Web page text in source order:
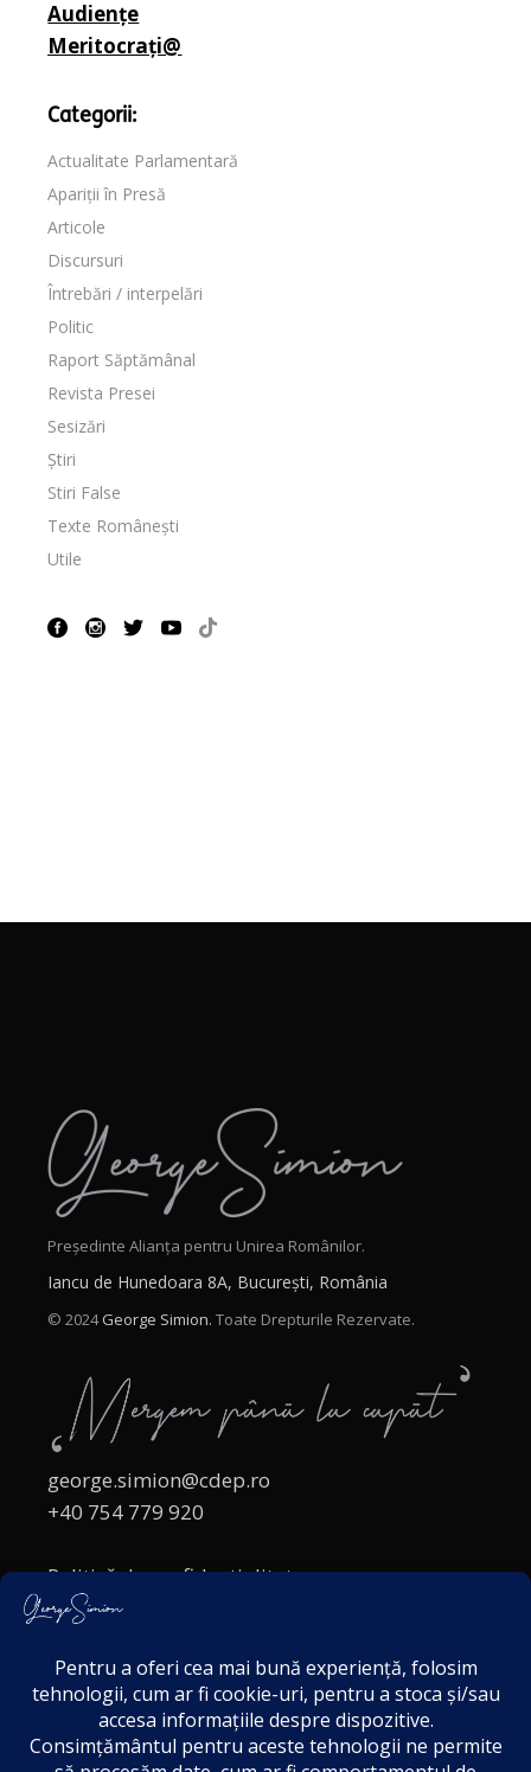
Audiențe
Meritocrați@
Categorii:
Actualitate Parlamentară
Apariții în Presă
Articole
Discursuri
Întrebări / interpelări
Politic
Raport Săptămânal
Revista Presei
Sesizări
Știri
Stiri False
Texte Românești
Utile
Președinte Alianța pentru Unirea Românilor.
Iancu de Hunedoara 8A, București, România
© 2024George Simion. Toate Drepturile Rezervate.
george.simion@cdep.ro
+40 754 779 920
Politică de confidențialitate
Politica cookies
Acordul de markting
Disclaimer